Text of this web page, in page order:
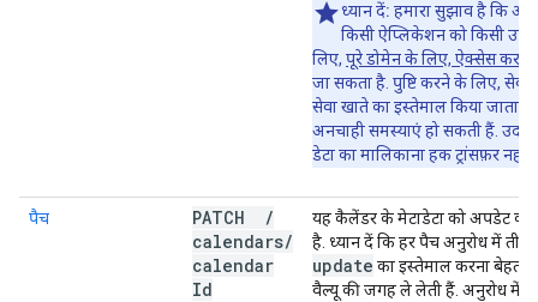
ध्यान दें: हमारा सुझाव है कि
किसी ऐप्लिकेशन को किसी
लिए, पूरे डोमेन के लिए, ऐक्सेस करने
जा सकता है. पुष्टि करने के लिए,
सेवा खाते का इस्तेमाल किया जाता
अनचाही समस्याएं हो सकती हैं.
डेटा का मालिकाना हक ट्रांसफ़र नहीं
पैच PATCH
/
calendars/
calendar
Id
यह कैलेंडर के मेटाडेटा को अपडेट
है. ध्यान दें कि हर पैच अनुरोध में तीन
update का इस्तेमाल करना बेहतर
वैल्यू की जगह ले लेती हैं. अनुरोध में